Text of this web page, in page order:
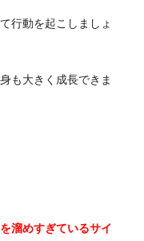
行動を起こしましょ
も大きく成長できま
溜めすぎているサイ